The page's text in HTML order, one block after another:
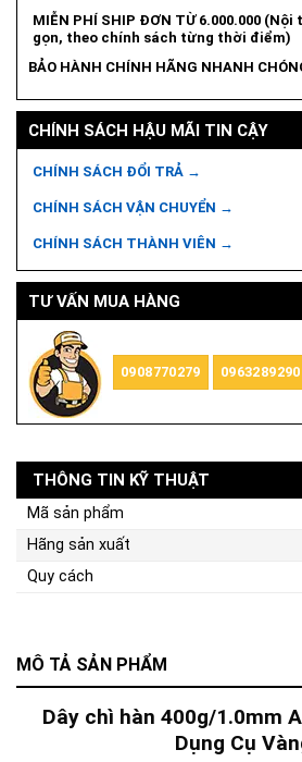
MIỄN PHÍ SHIP ĐƠN TỪ 6.000.000
gọn, theo chính sách từng thời điểm)
BẢO HÀNH CHÍNH HÃNG NHANH
CHÍNH SÁCH HẬU MÃI TIN CẬY
CHÍNH SÁCH ĐỔI TRẢ →
CHÍNH SÁCH VẬN CHUYỂN →
CHÍNH SÁCH THÀNH VIÊN →
TƯ VẤN MUA HÀNG
0908770279 0963289290
MÔ TẢ SẢN PHẨM
Dây chì hàn 400g/1.0mm
Dụng Cụ
THÔNG TIN KỸ THUẬT
Mã sản phẩm
Hãng sản xuất
Quy cách